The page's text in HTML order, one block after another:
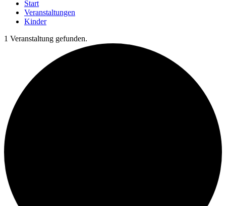
Start
Veranstaltungen
Kinder
1 Veranstaltung gefunden.